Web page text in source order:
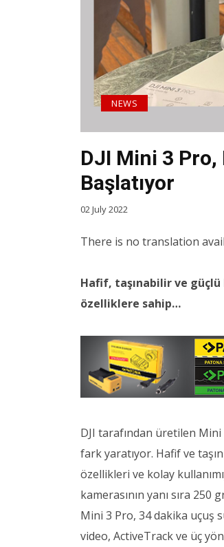
DJI Mini 3
Başlatıyor
NEWS
02 July 2022
There is no translation
Hafif, taşınabilir ve güçlü
özelliklere sahip…
DJI tarafından üretilen Mini
fark yaratıyor. Hafif ve
özellikleri ve kolay
kamerasının yanı sıra
Mini 3 Pro, 34 dakika uçuş
video, ActiveTrack ve üç